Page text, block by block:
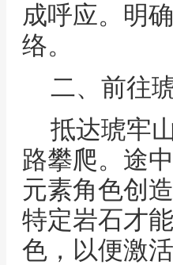
成呼应。明
络。
二、前往
抵达琥牢
路攀爬。途
元素角色创
特定岩石才
色，以便激